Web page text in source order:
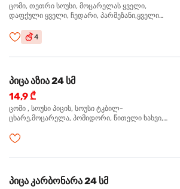
ცომი, თეთრი სოუსი, მოცარელას ყველი,
დაფქული ყველი, ჩედარი, პარმეზანი,ყველი
4
პიცა აზია 24 სმ
14,9 ₾
ცომი , სოუსი პიცის, სოუსი ტკბილ-
ცხარე,მოცარელა, პომიდორი, წითელი ხახვი,
სეზამის მარცვლის ნაზავი, ქინძი, ორეგანო
პიცა კარბონარა 24 სმ